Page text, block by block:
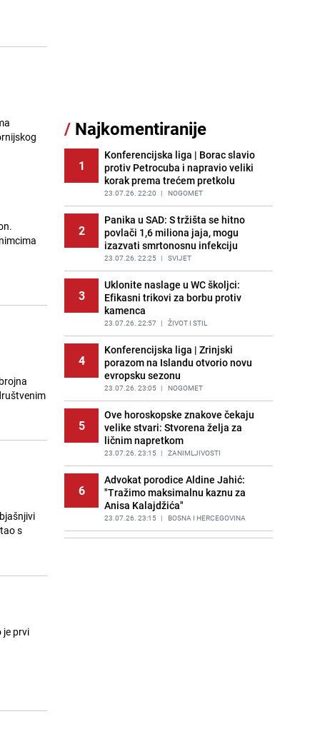
s
je prvi
Novog
BOSNA I HERCEGOVINA
12
Pojavili su vam se mravi u kući? Bez
brige, ovo su najbolji načini da ih se
riješite
PRIJE 2 DANA | ŽIVOT I STIL
13
Kao iz slastičarne: Rolada od
čokolade i kokosa bez pečenja,
jednostavan desert bez imalo muke
PRIJE 2 DANA | RECEPTI
14
Kako izgleda travnjak stadiona
Koševo nakon tri koncerta Dine
Merlina
PRIJE 2 DANA | FOTO
15
Tajna savršenog makedonskog
ajvara: Stari recept za kremast i
bogat okus
PRIJE 1 DAN | RECEPTI
/ Najkomentiranije
1
Konferencijska liga | Borac slavio
protiv Petrocuba i napravio veliki
korak prema trećem pretkolu
23.07.26. 22:20 | NOGOMET
2
Panika u SAD: S tržišta se hitno
povlači 1,6 miliona jaja, mogu
izazvati smrtonosnu infekciju
23.07.26. 22:25 | SVIJET
3
Uklonite naslage u WC školjci:
Efikasni trikovi za borbu protiv
kamenca
23.07.26. 22:57 | ŽIVOT I STIL
4
Konferencijska liga | Zrinjski
porazom na Islandu otvorio novu
evropsku sezonu
23.07.26. 23:05 | NOGOMET
5
Ove horoskopske znakove čekaju
velike stvari: Stvorena želja za
ličnim napretkom
23.07.26. 23:15 | ZANIMLJIVOSTI
6
Advokat porodice Aldine Jahić:
"Tražimo maksimalnu kaznu za
Anisa Kalajdžića"
23.07.26. 23:15 | BOSNA I HERCEGOVINA